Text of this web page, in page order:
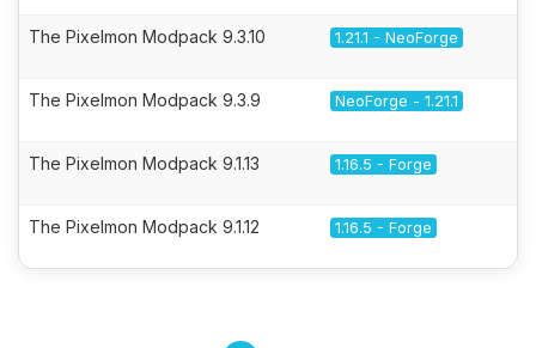
The Pixelmon Modpack 9.3.10 1.21.1 - NeoForge
The Pixelmon Modpack 9.3.9 NeoForge - 1.21.1
The Pixelmon Modpack 9.1.13 1.16.5 - Forge
The Pixelmon Modpack 9.1.12 1.16.5 - Forge